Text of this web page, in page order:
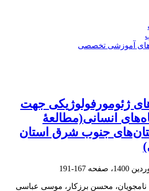
آموزشی تخصصی
ژئومورفولوژیکی جهت
انسانی(مطالعۀ
جنوب شرق استان
167-191
محسن برزکار، موسی عباسی